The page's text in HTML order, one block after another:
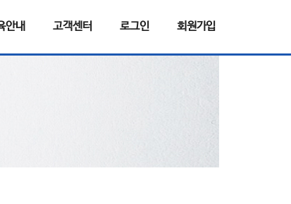
안내 고객센터 로그인 회원가입